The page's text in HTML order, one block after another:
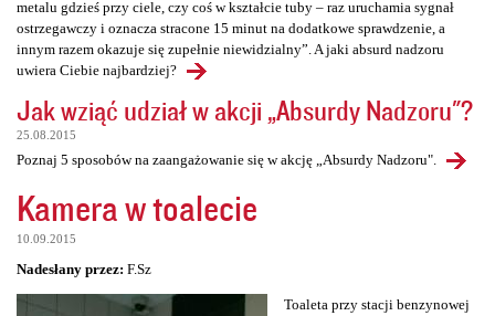
metalu gdzieś przy ciele, czy coś w kształcie tuby – raz uruchamia sygnał
ostrzegawczy i oznacza stracone 15 minut na dodatkowe sprawdzenie, a
innym razem okazuje się zupełnie niewidzialny”. A jaki absurd nadzoru
uwiera Ciebie najbardziej?
Jak wziąć udział w akcji „Absurdy Nadzoru"?
25.08.2015
Poznaj 5 sposobów na zaangażowanie się w akcję „Absurdy Nadzoru".
Kamera w toalecie
10.09.2015
Nadesłany przez: F.Sz
Toaleta przy stacji benzynowej